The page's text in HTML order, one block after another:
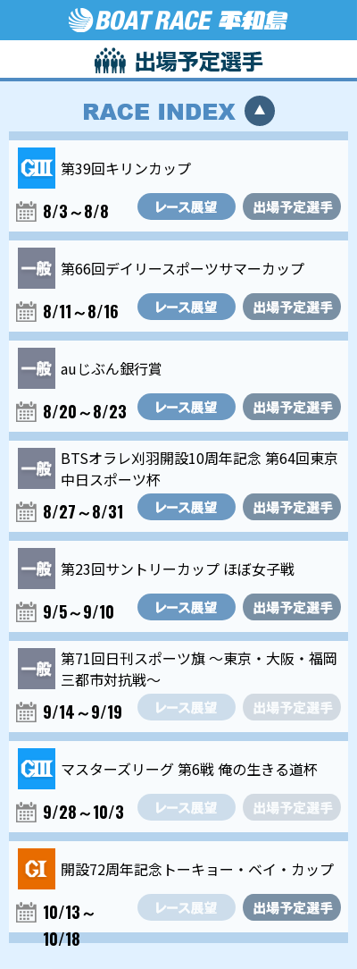
第39回キリンカップ
8/3～8/8
第66回デイリースポーツサマーカップ
8/11～8/16
auじぶん銀行賞
8/20～8/23
BTSオラレ刈羽開設10周年記念 第64回東京
中日スポーツ杯
8/27～8/31
第23回サントリーカップ ほぼ女子戦
9/5～9/10
第71回日刊スポーツ旗 ～東京・大阪・福岡
三都市対抗戦～
9/14～9/19
マスターズリーグ 第6戦 俺の生きる道杯
9/28～10/3
開設72周年記念トーキョー・ベイ・カップ
10/13～
10/18